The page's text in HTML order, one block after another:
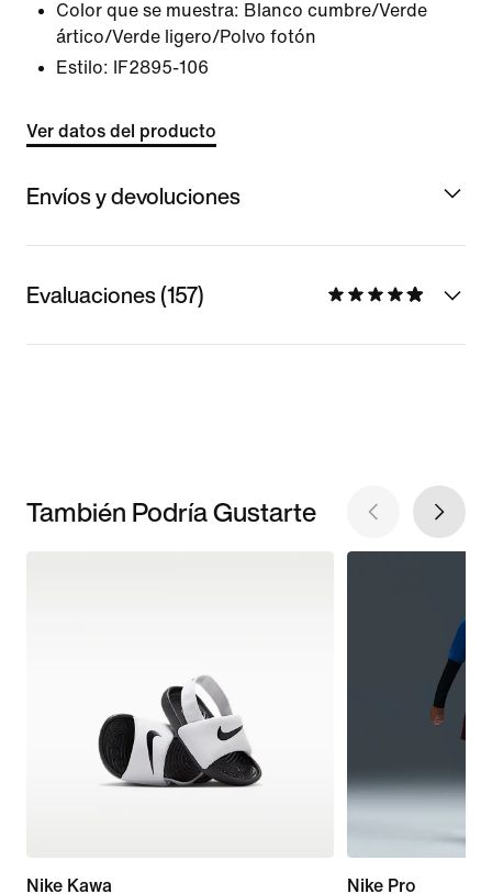
Color que se muestra: Blanco cumbre/Verde
ártico/Verde ligero/Polvo fotón
Estilo:
IF2895-106
Ver datos del producto
Envíos y devoluciones
Evaluaciones (157)
También Podría Gustarte
Nike Kawa Nike Pro